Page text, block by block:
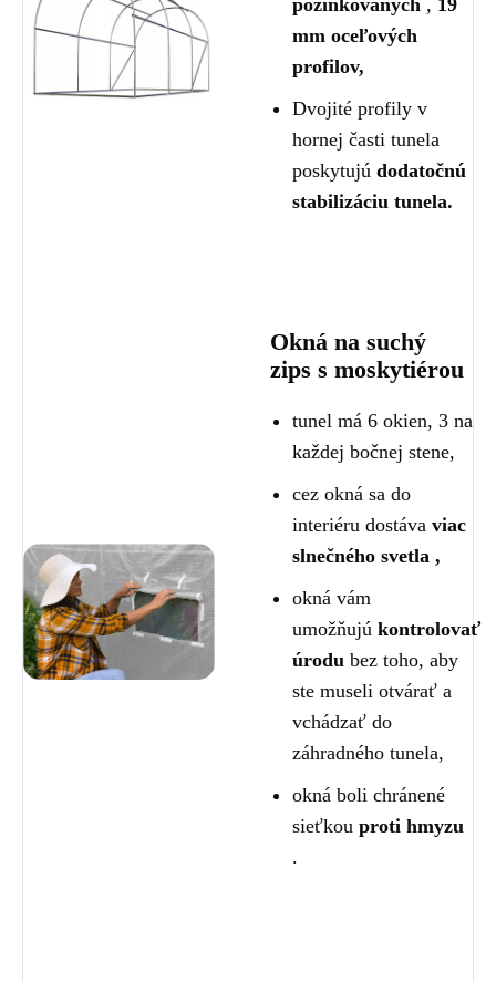
pozinkovaných , 19
mm oceľových
profilov,
Dvojité profily v
hornej časti tunela
poskytujú dodatočnú
stabilizáciu tunela.
Okná na suchý
zips s moskytiérou
tunel má 6 okien, 3 na
každej bočnej stene,
cez okná sa do
interiéru dostáva viac
slnečného svetla ,
okná vám
umožňujú kontrolovať
úrodu bez toho, aby
ste museli otvárať a
vchádzať do
záhradného tunela,
okná boli chránené
sieťkou proti hmyzu
.